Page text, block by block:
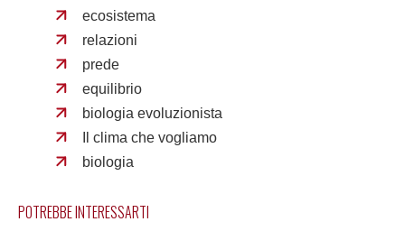
ecosistema
relazioni
prede
equilibrio
biologia evoluzionista
Il clima che vogliamo
biologia
POTREBBE INTERESSARTI